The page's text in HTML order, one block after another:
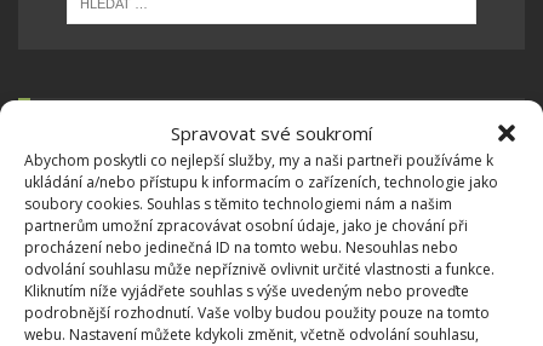
Spravovat své soukromí
Abychom poskytli co nejlepší služby, my a naši partneři používáme k
ukládání a/nebo přístupu k informacím o zařízeních, technologie jako
soubory cookies. Souhlas s těmito technologiemi nám a našim
partnerům umožní zpracovávat osobní údaje, jako je chování při
procházení nebo jedinečná ID na tomto webu. Nesouhlas nebo
odvolání souhlasu může nepříznivě ovlivnit určité vlastnosti a funkce.
Kliknutím níže vyjádřete souhlas s výše uvedeným nebo proveďte
podrobnější rozhodnutí. Vaše volby budou použity pouze na tomto
webu. Nastavení můžete kdykoli změnit, včetně odvolání souhlasu,
Pokuta až 10 000 Kč hrozí za nesprávné sekání i
nesekání trávy. Záleží i na prostředku a lokaci
1.6.2026
Kvíz na téma pionýrské tábory za socialismu:
Kdo je zažil, bez problému získá 12 ze 12 bodů